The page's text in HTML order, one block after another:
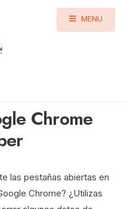
MENU
Chrome
las pestañas abiertas en
Chrome? ¿Utilizas